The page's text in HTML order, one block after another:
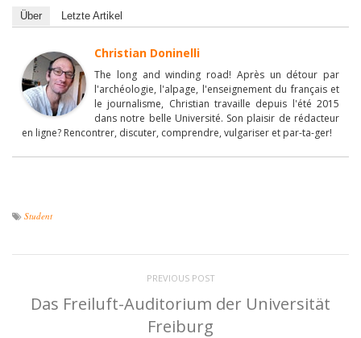
Über Letzte Artikel
Christian Doninelli
The long and winding road! Après un détour par
l'archéologie, l'alpage, l'enseignement du français et
le journalisme, Christian travaille depuis l'été 2015
dans notre belle Université. Son plaisir de rédacteur
en ligne? Rencontrer, discuter, comprendre, vulgariser et par-ta-ger!
Student
PREVIOUS POST
Das Freiluft-Auditorium der Universität
Freiburg